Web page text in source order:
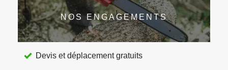
NOS ENGAGEMENTS
Devis et déplacement gratuits